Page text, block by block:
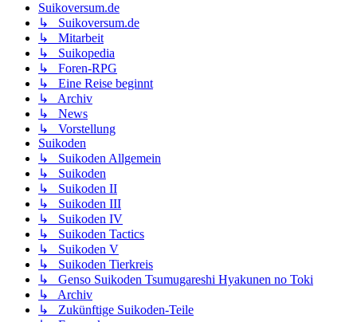
Suikoversum.de
↳ Suikoversum.de
↳ Mitarbeit
↳ Suikopedia
↳ Foren-RPG
↳ Eine Reise beginnt
↳ Archiv
↳ News
↳ Vorstellung
Suikoden
↳ Suikoden Allgemein
↳ Suikoden
↳ Suikoden II
↳ Suikoden III
↳ Suikoden IV
↳ Suikoden Tactics
↳ Suikoden V
↳ Suikoden Tierkreis
↳ Genso Suikoden Tsumugareshi Hyakunen no Toki
↳ Archiv
↳ Zukünftige Suikoden-Teile